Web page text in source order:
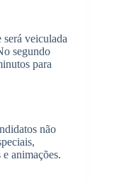
veiculada
segundo
para
não
animações.